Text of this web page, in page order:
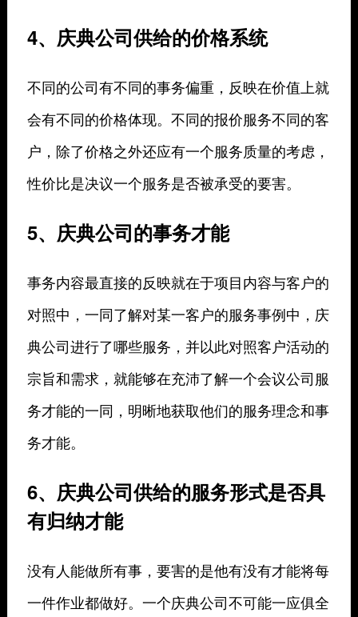
4、庆典公司供给的价格系统
不同的公司有不同的事务偏重，反映在价值上就
会有不同的价格体现。不同的报价服务不同的客
户，除了价格之外还应有一个服务质量的考虑，
性价比是决议一个服务是否被承受的要害。
5、庆典公司的事务才能
事务内容最直接的反映就在于项目内容与客户的
对照中，一同了解对某一客户的服务事例中，庆
典公司进行了哪些服务，并以此对照客户活动的
宗旨和需求，就能够在充沛了解一个会议公司服
务才能的一同，明晰地获取他们的服务理念和事
务才能。
6、庆典公司供给的服务形式是否具
有归纳才能
没有人能做所有事，要害的是他有没有才能将每
一件作业都做好。一个庆典公司不可能一应俱全